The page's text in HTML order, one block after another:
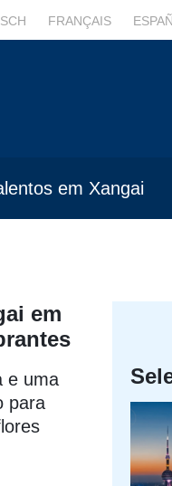
FRANÇAIS
em Xangai
em
e uma
para